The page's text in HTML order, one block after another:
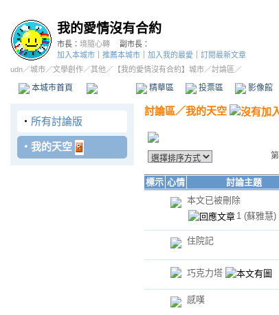
我的愛情沒有合約
市長： 境隨心轉
副市長：
加入本城市
推薦本城市 加入我的最愛
訂閱最新文章
udn／城市／文學創作／其他 ／ 【我的愛情沒有合約】城市／討論區／
本城市首頁 精華區 投票區 影像館
‧ 所有討論版
‧ 我的天空
討論區／我的天空
第
標示 心情 討論主題
本文已被刪除
1 (蘇雅慧)
住院記
巧克力塔
感嘆